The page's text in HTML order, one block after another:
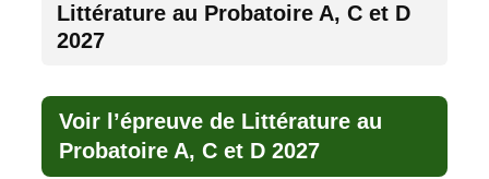
Littérature au Probatoire A, C et D
2027
Voir l’épreuve de Littérature au
Probatoire A, C et D 2027